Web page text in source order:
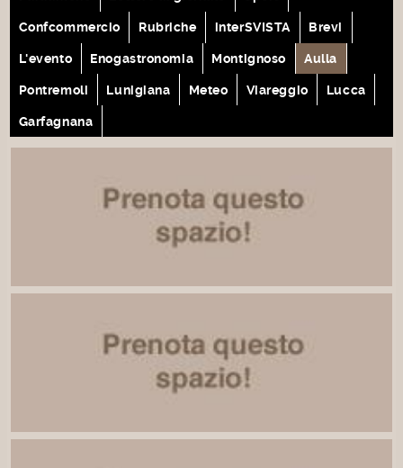
Confcommercio Rubriche interSVISTA Brevi
L'evento Enogastronomia Montignoso Aulla
Pontremoli Lunigiana Meteo Viareggio Lucca
Garfagnana